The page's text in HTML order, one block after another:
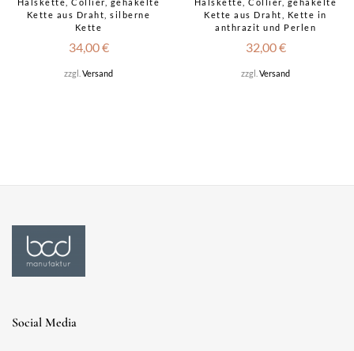
Kette aus Draht, silberne
Kette
34,00€
zzgl. Versand
Kette aus Draht, Kette in
anthrazit und Perlen
32,00€
zzgl. Versand
Social Media